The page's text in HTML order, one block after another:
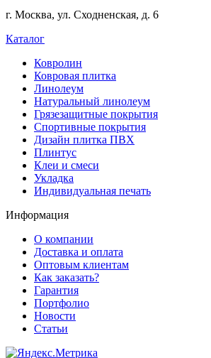
online
offering
wide
range
games
features.
г. Москва, ул. Сходненская, д. 6
Каталог
Ковролин
Ковровая плитка
Линолеум
Натуральный линолеум
Грязезащитные покрытия
Спортивные покрытия
Дизайн плитка ПВХ
Плинтус
Клеи и смеси
Укладка
Индивидуальная печать
Информация
О компании
Доставка и оплата
Оптовым клиентам
Как заказать?
Гарантия
Портфолио
Новости
Статьи